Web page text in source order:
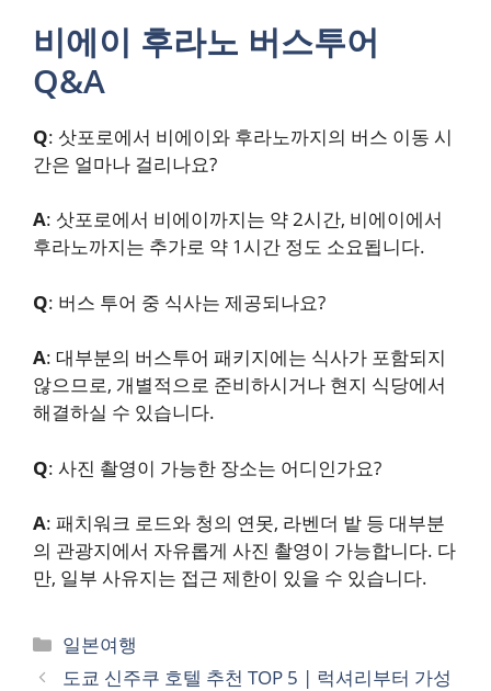
비에이 후라노 버스투어
Q&A
Q: 삿포로에서 비에이와 후라노까지의 버스 이동 시
간은 얼마나 걸리나요?
A: 삿포로에서 비에이까지는 약 2시간, 비에이에서
후라노까지는 추가로 약 1시간 정도 소요됩니다.
Q: 버스 투어 중 식사는 제공되나요?
A: 대부분의 버스투어 패키지에는 식사가 포함되지
않으므로, 개별적으로 준비하시거나 현지 식당에서
해결하실 수 있습니다.
Q: 사진 촬영이 가능한 장소는 어디인가요?
A: 패치워크 로드와 청의 연못, 라벤더 밭 등 대부분
의 관광지에서 자유롭게 사진 촬영이 가능합니다. 다
만, 일부 사유지는 접근 제한이 있을 수 있습니다.
카
테
일본여행
도쿄 신주쿠 호텔 추천 TOP 5 | 럭셔리부터 가성